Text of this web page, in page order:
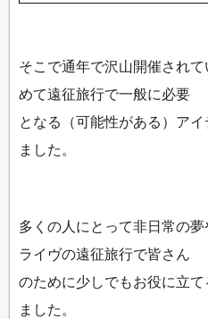
そこで通年で沢山開催され
めて遠征旅行で一般に必要
となる（可能性がある）ア
ました。
多くの人にとって非日常の
ライヴの遠征旅行で皆さん
のために少しでもお役に立
ました。